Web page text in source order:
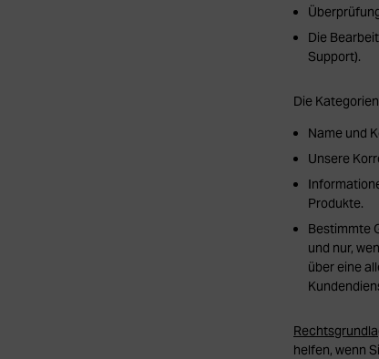
Die
Support).
Die
Name und
Unsere
Produkte.
Bestimmte
und nur,
über eine
helfen, wenn